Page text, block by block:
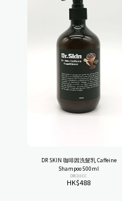
DR SKIN 咖啡因洗髮乳 Caffeine
Shampoo 500ml
DRC00CC
HK$488